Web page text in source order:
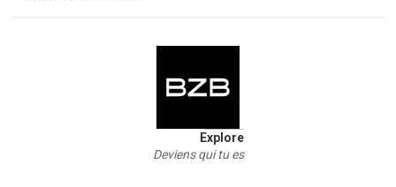
Explore
Deviens qui tu es